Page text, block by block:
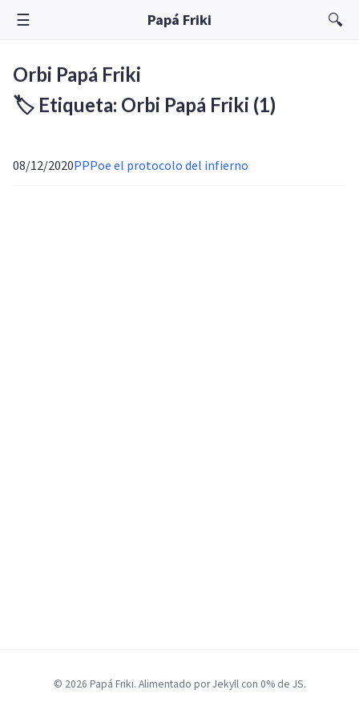
☰ Papá Friki 🔍
Orbi Papá Friki
🏷️ Etiqueta: Orbi Papá Friki (1)
08/12/2020PPPoe el protocolo del infierno
© 2026 Papá Friki. Alimentado por Jekyll con 0% de JS.